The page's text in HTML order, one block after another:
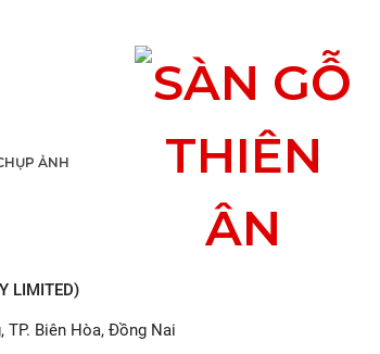
ẢNH
Biên Hòa Đồng Nai
tại Hồ Chí Minh, Biên Hòa, Bình Dương và lân cận.
do VietPrint thiết kế in ấn trọn gói.
LIMITED)
TP. Biên Hòa, Đồng Nai